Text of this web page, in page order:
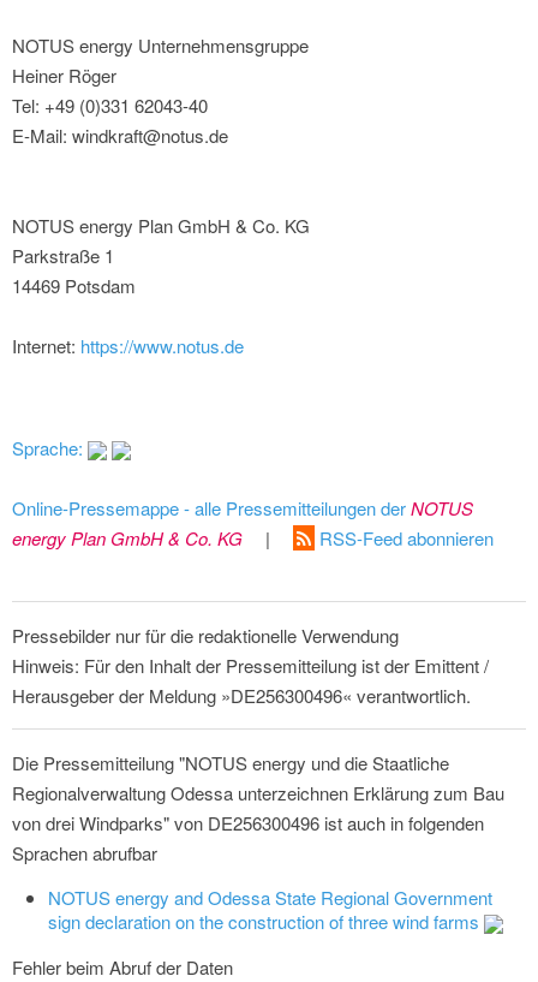
NOTUS energy Unternehmensgruppe
Heiner Röger
Tel: +49 (0)331 62043-40
E-Mail: windkraft@notus.de
NOTUS energy Plan GmbH & Co. KG
Parkstraße 1
14469 Potsdam
Internet: https://www.notus.de
Sprache:
Online-Pressemappe - alle Pressemitteilungen derNOTUS
energy Plan GmbH & Co. KG
| RSS-Feed abonnieren
Pressebilder nur für die redaktionelle Verwendung
Hinweis: Für den Inhalt der Pressemitteilung ist der Emittent /
Herausgeber der Meldung »DE256300496« verantwortlich.
Die Pressemitteilung "NOTUS energy und die Staatliche
Regionalverwaltung Odessa unterzeichnen Erklärung zum Bau
von drei Windparks" von DE256300496 ist auch in folgenden
Sprachen abrufbar
NOTUS energy and Odessa State Regional Government
sign declaration on the construction of three wind farms
Fehler beim Abruf der Daten